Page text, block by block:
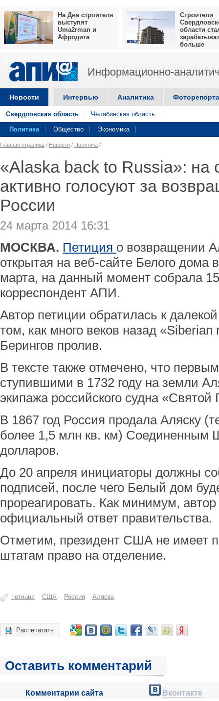
На Дне строителя
выступят
Uma2rman и
Афродита
Строители
области
больше
Информационно-
Новости Интервью Аналитика
Свердловская область Челябинская область
Политика Общество Экономика
Главная страница / Новости / Политика /
«Alaska back to Russia»: на
активно голосуют за
России
24 марта 2014 16:31
МОСКВА. Петиция о возвращении
открытая на веб-сайте Белого дома
марта, на данный момент собрала
корреспондент АПИ.
Автор петиции обратилась к
том, как много веков назад
Берингов пролив.
В тексте также отмечено, что
ступившими в 1732 году на земли
экипажа российского судна «Святой
В 1867 год Россия продала Аляску
более 1,5 млн кв. км) Соединенным
долларов.
До 20 апреля инициаторы должны
подписей, после чего Белый дом
прореагировать. Как минимум,
официальный ответ правительства.
Отметим, президент США не имеет
штатам право на отделение.
петиция США Россия Аляска
Распечатать
Оставить комментарий
Комментарии сайта Вконтакте